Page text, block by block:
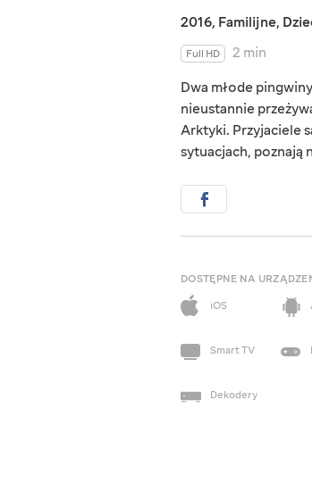
2016, Familijne,
Full HD
2 min
Dwa młode
nieustannie
Arktyki. Przyjaciele
sytuacjach, poznają
DOSTĘPNE NA
iOS
Smart TV
Dekodery